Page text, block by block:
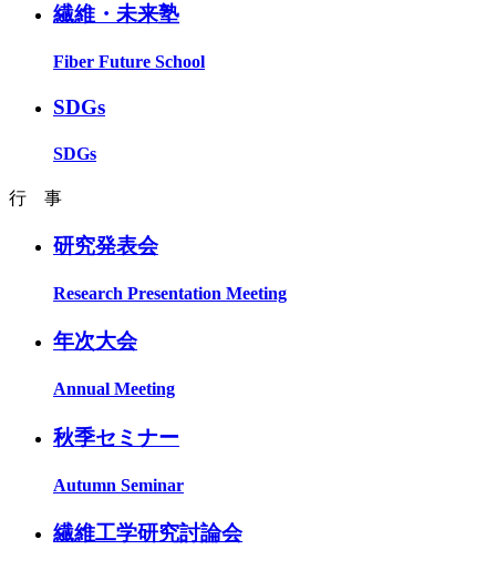
繊維・未来塾
Fiber Future School
SDGs
SDGs
行 事
研究発表会
Research Presentation Meeting
年次大会
Annual Meeting
秋季セミナー
Autumn Seminar
繊維工学研究討論会